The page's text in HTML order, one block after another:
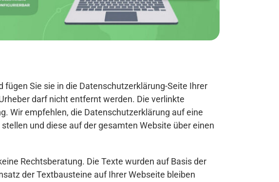
fügen Sie sie in die Datenschutzerklärung-Seite Ihrer
darf nicht entfernt werden. Die verlinkte
Wir empfehlen, die Datenschutzerklärung auf eine
und diese auf der gesamten Website über einen
Rechtsberatung. Die Texte wurden auf Basis der
der Textbausteine auf Ihrer Webseite bleiben